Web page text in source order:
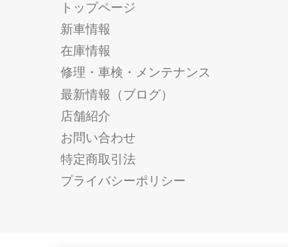
トップページ
新車情報
在庫情報
修理・車検・メンテナンス
最新情報（ブログ）
店舗紹介
お問い合わせ
特定商取引法
プライバシーポリシー